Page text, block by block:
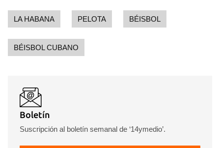
LA HABANA PELOTA BÉISBOL
BÉISBOL CUBANO
Boletín
Suscripción al boletín semanal de ‘14ymedio’.